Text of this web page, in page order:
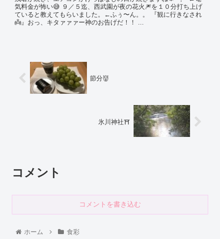
気料金が怖い😅 ９／５迄、西武園が夜の花火🎆を１０分打ち上げ
ていると教えてもらいました。←ふぅ〜ん。。 『観に行きなされ
👼』おっ、キタァァァー神のお告げだ！！ ...
節分👹
氷川神社⛩
コメント
コメントを書き込む
ホーム 食彩